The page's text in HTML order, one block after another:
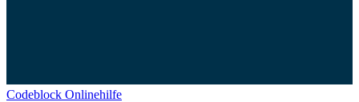
Codeblock Onlinehilfe